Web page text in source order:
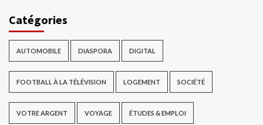
Catégories
AUTOMOBILE DIASPORA DIGITAL
FOOTBALL À LA TÉLÉVISION LOGEMENT SOCIÉTÉ
VOTRE ARGENT VOYAGE ÉTUDES & EMPLOI